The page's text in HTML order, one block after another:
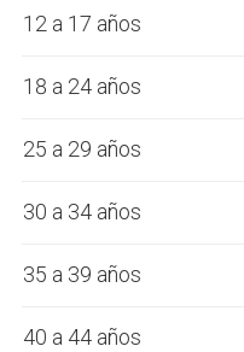
12 a 17 años
18 a 24 años
25 a 29 años
30 a 34 años
35 a 39 años
40 a 44 años